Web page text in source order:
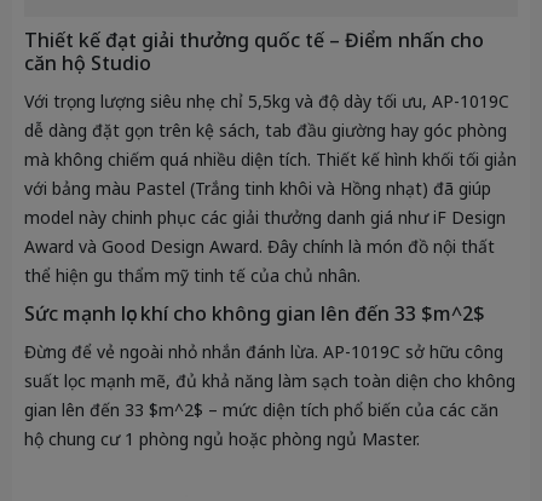
Thiết kế đạt giải thưởng quốc tế – Điểm nhấn cho
căn hộ Studio
Với trọng lượng siêu nhẹ chỉ 5,5kg và độ dày tối ưu, AP-1019C
dễ dàng đặt gọn trên kệ sách, tab đầu giường hay góc phòng
mà không chiếm quá nhiều diện tích. Thiết kế hình khối tối giản
với bảng màu Pastel (Trắng tinh khôi và Hồng nhạt) đã giúp
model này chinh phục các giải thưởng danh giá nhưiF Design
Award và Good Design Award. Đây chính là món đồ nội thất
thể hiện gu thẩm mỹ tinh tế của chủ nhân.
Sức mạnh lọc khí cho không gian lên đến 33 $m^2$
Đừng để vẻ ngoài nhỏ nhắn đánh lừa. AP-1019C sở hữu công
suất lọc mạnh mẽ, đủ khả năng làm sạch toàn diện cho không
gian lên đến 33 $m^2$ – mức diện tích phổ biến của các căn
hộ chung cư 1 phòng ngủ hoặc phòng ngủ Master.